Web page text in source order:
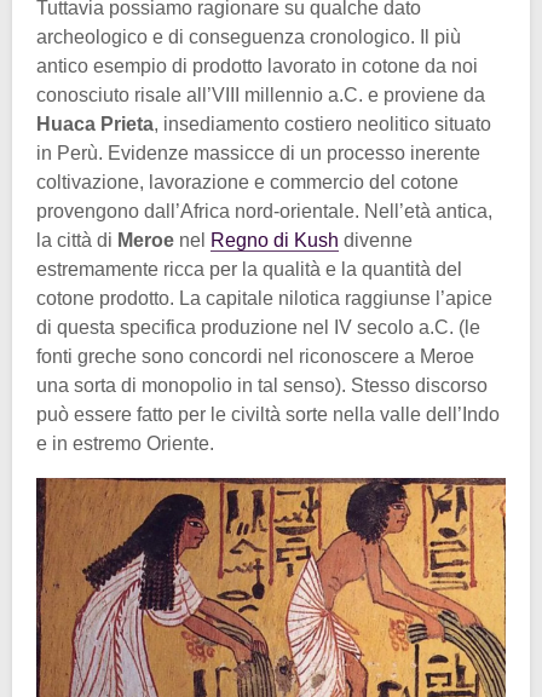
Tuttavia possiamo ragionare su qualche dato
archeologico e di conseguenza cronologico. Il più
antico esempio di prodotto lavorato in cotone da noi
conosciuto risale all’VIII millennio a.C. e proviene da
Huaca Prieta, insediamento costiero neolitico situato
in Perù. Evidenze massicce di un processo inerente
coltivazione, lavorazione e commercio del cotone
provengono dall’Africa nord-orientale. Nell’età antica,
la città di Meroe nel Regno di Kush divenne
estremamente ricca per la qualità e la quantità del
cotone prodotto. La capitale nilotica raggiunse l’apice
di questa specifica produzione nel IV secolo a.C. (le
fonti greche sono concordi nel riconoscere a Meroe
una sorta di monopolio in tal senso). Stesso discorso
può essere fatto per le civiltà sorte nella valle dell’Indo
e in estremo Oriente.